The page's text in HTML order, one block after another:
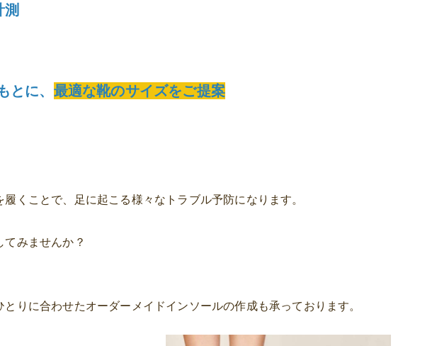
に、 最適な靴のサイズをご提案
くことで、足に起こる様々なトラブル予防になります。
てみませんか？